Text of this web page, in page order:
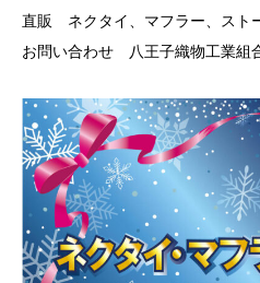
直販 ネクタイ、マフラー、スト
お問い合わせ 八王子織物工業組